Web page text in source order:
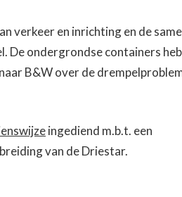
verkeer en inrichting en de
De ondergrondse containers
B&W over de
ingediend m.b.t. een
van de Driestar.